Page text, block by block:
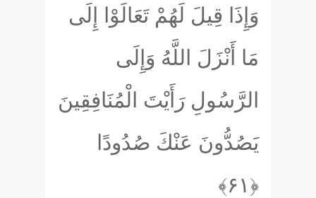
وَإِذَا قِيلَ لَهُمْ تَعَالَوْا إِلَى
مَا أَنْزَلَ اللَّهُ وَإِلَى
الرَّسُولِ رَأَيْتَ الْمُنَافِقِينَ
يَصُدُّونَ عَنْكَ صُدُودًا
﴿۶۱﴾